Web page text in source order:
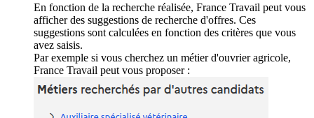
En fonction de la recherche réalisée, France Travail peut vous
afficher des suggestions de recherche d'offres. Ces
suggestions sont calculées en fonction des critères que vous
avez saisis.
Par exemple si vous cherchez un métier d'ouvrier agricole,
France Travail peut vous proposer :